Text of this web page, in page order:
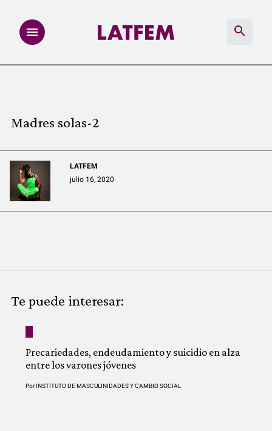
REDACCIÓN ABIERTA
LATFEMLAB.
QUIÉNES SOMOS
Madres solas-2
LATFEM
julio 16, 2020
Te puede interesar:
Precariedades, endeudamiento y suicidio en alza
entre los varones jóvenes
PorINSTITUTO DE MASCULINIDADES Y CAMBIO SOCIAL